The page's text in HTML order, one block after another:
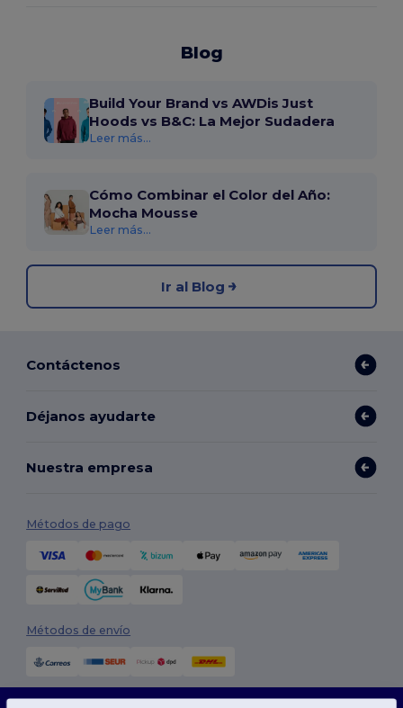
Blog
Build Your Brand vs AWDis Just
Hoods vs B&C: La Mejor Sudadera
Leer más...
Cómo Combinar el Color del Año:
Mocha Mousse
Leer más...
Ir al Blog
Contáctenos
Déjanos ayudarte
Nuestra empresa
Métodos de pago
Métodos de envío